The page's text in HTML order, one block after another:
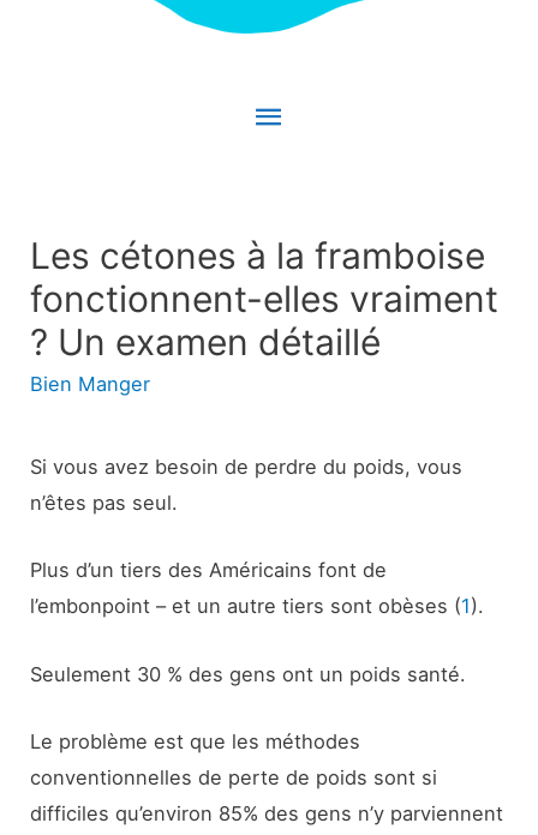
Menu
Les cétones à la framboise
fonctionnent-elles vraiment
? Un examen détaillé
Bien Manger
Si vous avez besoin de perdre du poids, vous
n’êtes pas seul.
Plus d’un tiers des Américains font de
l’embonpoint – et un autre tiers sont obèses (1).
Seulement 30 % des gens ont un poids santé.
Le problème est que les méthodes
conventionnelles de perte de poids sont si
difficiles qu’environ 85% des gens n’y parviennent